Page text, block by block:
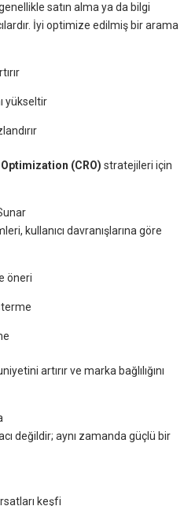
satın alma ya da bilgi
İyi optimize edilmiş bir arama
yükseltir
(CRO) stratejileri için
kullanıcı davranışlarına göre
öneri
artırır ve marka bağlılığını
değildir; aynı zamanda güçlü bir
keşfi